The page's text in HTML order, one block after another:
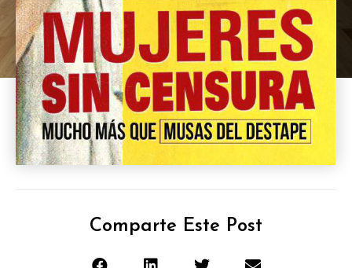
Comparte Este Post